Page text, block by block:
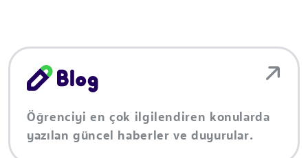
Öğrenciyi en çok ilgilendiren konularda
yazılan güncel haberler ve duyurular.